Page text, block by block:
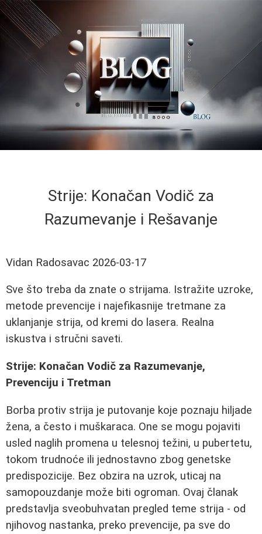
Strije: Konačan Vodič za
Razumevanje i Rešavanje
Vidan Radosavac 2026-03-17
Sve što treba da znate o strijama. Istražite uzroke,
metode prevencije i najefikasnije tretmane za
uklanjanje strija, od kremi do lasera. Realna
iskustva i stručni saveti.
Strije: Konačan Vodič za Razumevanje,
Prevenciju i Tretman
Borba protiv strija je putovanje koje poznaju hiljade
žena, a često i muškaraca. One se mogu pojaviti
usled naglih promena u telesnoj težini, u pubertetu,
tokom trudnoće ili jednostavno zbog genetske
predispozicije. Bez obzira na uzrok, uticaj na
samopouzdanje može biti ogroman. Ovaj članak
predstavlja sveobuhvatan pregled teme strija - od
njihovog nastanka, preko prevencije, pa sve do